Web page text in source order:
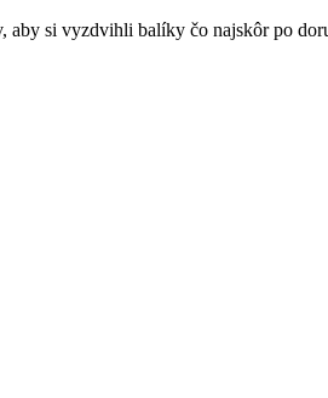
si vyzdvihli balíky čo najskôr po